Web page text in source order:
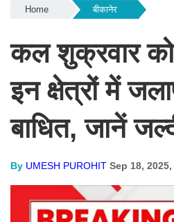
Home बीकानेर
कल शुक्रवार
इन क्षेत्रों में
बाधित, जानें
By UMESH PUROHIT Sep 18,